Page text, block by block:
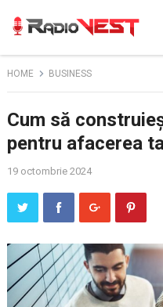
HOME BUSINESS
Cum să
pentru afacerea
19 octombrie 2024